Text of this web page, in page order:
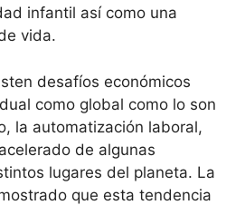
infantil así como una
vida.
desafíos económicos
como global como lo son
la automatización laboral,
de algunas
lugares del planeta. La
que esta tendencia